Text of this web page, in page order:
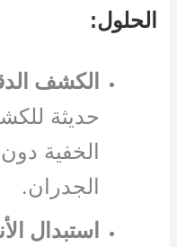
الحلول:
الكشف
حديثة
الخفية
الجدران.
استبدال